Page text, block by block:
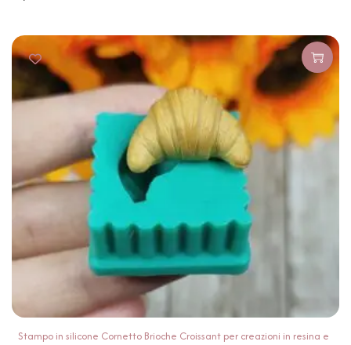
Stampo in silicone Cornetto Brioche Croissant per creazioni in resina e